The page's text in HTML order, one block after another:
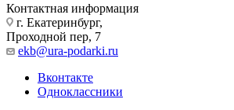
Контактная информация
г. Екатеринбург,
Проходной пер, 7
ekb@ura-podarki.ru
Вконтакте
Одноклассники